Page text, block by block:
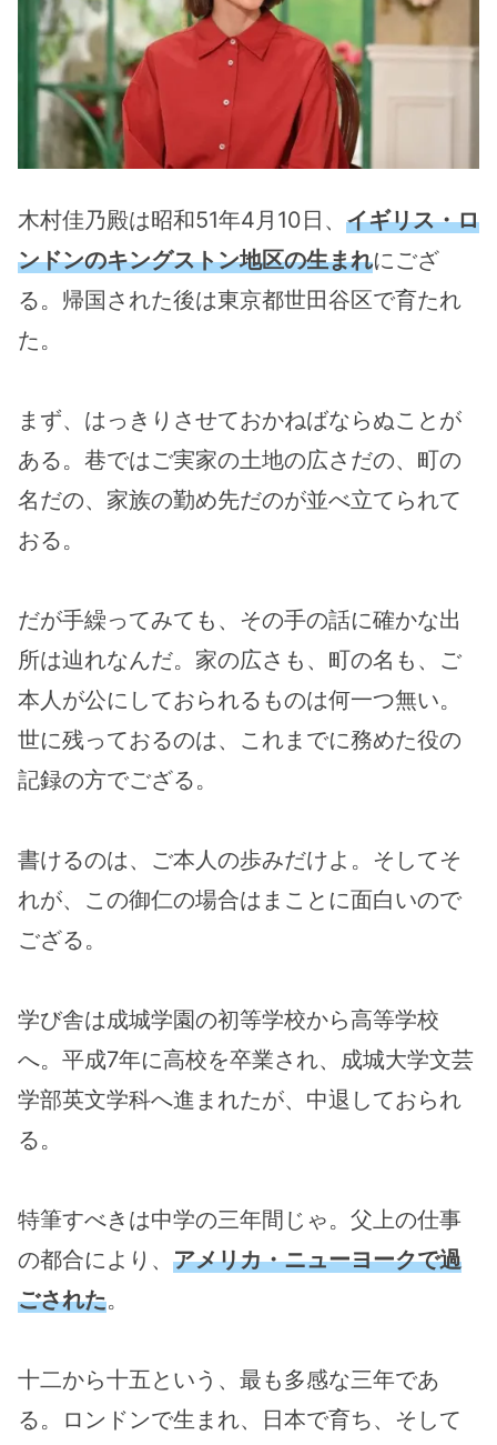
木村佳乃殿は昭和51年4月10日、 イギリス・ロ
ンドンのキングストン地区の生まれにござ
る。帰国された後は東京都世田谷区で育たれ
た。
まず、はっきりさせておかねばならぬことが
ある。巷ではご実家の土地の広さだの、町の
名だの、家族の勤め先だのが並べ立てられて
おる。
だが手繰ってみても、その手の話に確かな出
所は辿れなんだ。家の広さも、町の名も、ご
本人が公にしておられるものは何一つ無い。
世に残っておるのは、これまでに務めた役の
記録の方でござる。
書けるのは、ご本人の歩みだけよ。そしてそ
れが、この御仁の場合はまことに面白いので
ござる。
学び舎は成城学園の初等学校から高等学校
へ。平成7年に高校を卒業され、成城大学文芸
学部英文学科へ進まれたが、中退しておられ
る。
特筆すべきは中学の三年間じゃ。父上の仕事
の都合により、 アメリカ・ニューヨークで過
ごされた。
十二から十五という、最も多感な三年であ
る。ロンドンで生まれ、日本で育ち、そして